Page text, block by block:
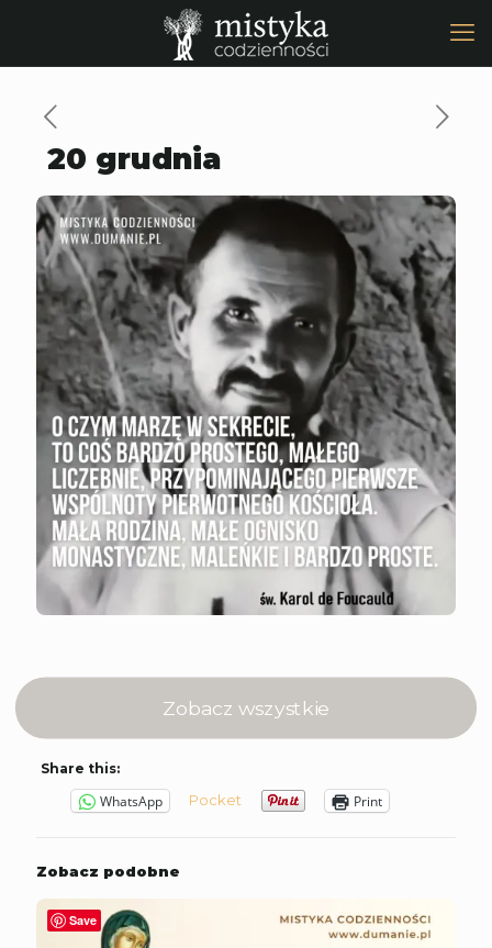
20 grudnia
Zobacz wszystkie
Share this:
WhatsApp Pocket Print
Zobacz podobne
Save